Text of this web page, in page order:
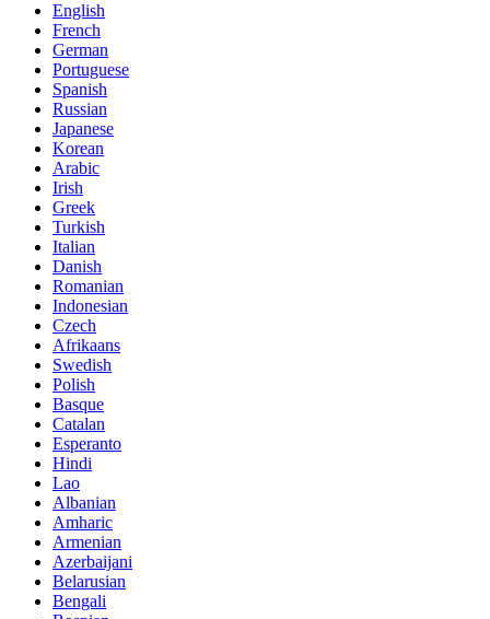
English
French
German
Portuguese
Spanish
Russian
Japanese
Korean
Arabic
Irish
Greek
Turkish
Italian
Danish
Romanian
Indonesian
Czech
Afrikaans
Swedish
Polish
Basque
Catalan
Esperanto
Hindi
Lao
Albanian
Amharic
Armenian
Azerbaijani
Belarusian
Bengali